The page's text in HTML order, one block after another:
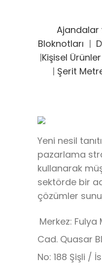
Ajandalar
Bloknotları |
|Kişisel Ürünler
| Şerit
Yeni nesil
pazarlama
kullanarak
sektörde bir
çözümler
Merkez: Fulya
Cad. Quasar
No: 188 Şişli /